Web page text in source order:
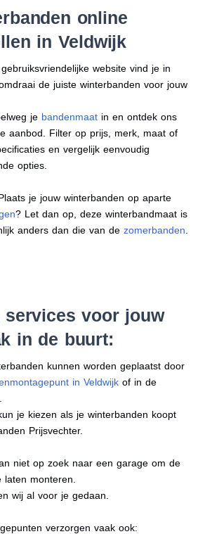
online
in Veldwijk
website vind je in
de juiste winterbanden voor jouw
je bandenmaat in en ontdek ons
aanbod. Filter op prijs, merk, maat of
en vergelijk eenvoudig
opties.
je jouw winterbanden op aparte
? Let dan op, deze winterbandmaat is
anders dan die van dezomerbanden
services voor jouw
in de buurt:
kunnen worden geplaatst door
in Veldwijk of in de
je kiezen als je winterbanden koopt
Prijsvechter.
niet op zoek naar een garage om de
laten monteren.
wij al voor je gedaan.
verzorgen vaak ook: